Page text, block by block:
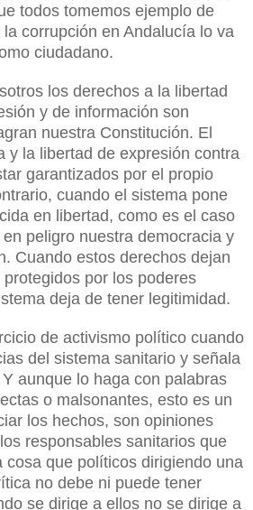
todos tomemos ejemplo de
corrupción en Andalucía lo va
ciudadano.
los derechos a la libertad
y de información son
nuestra Constitución. El
y la libertad de expresión contra
garantizados por el propio
cuando el sistema pone
en libertad, como es el caso
peligro nuestra democracia y
Cuando estos derechos dejan
por los poderes
deja de tener legitimidad.
de activismo político cuando
del sistema sanitario y señala
aunque lo haga con palabras
o malsonantes, esto es un
los hechos, son opiniones
responsables sanitarios que
cosa que políticos dirigiendo una
no debe ni puede tener
se dirige a ellos no se dirige a